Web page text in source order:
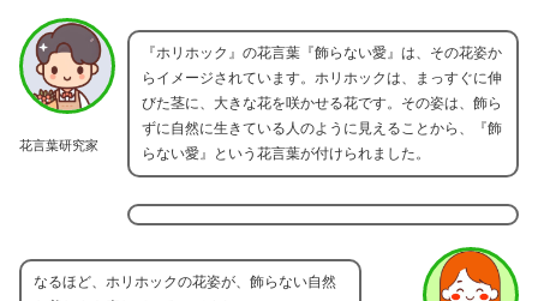
花言葉研究家
『ホリホック』の花言葉『飾らない愛』は、その花姿か
らイメージされています。ホリホックは、まっすぐに伸
びた茎に、大きな花を咲かせる花です。その姿は、飾ら
ずに自然に生きている人のように見えることから、『飾
らない愛』という花言葉が付けられました。
なるほど、ホリホックの花姿が、飾らない自然